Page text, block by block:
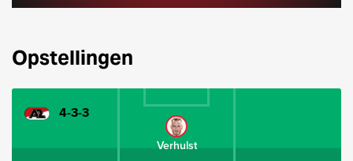
Opstellingen
4-3-3
Verhulst